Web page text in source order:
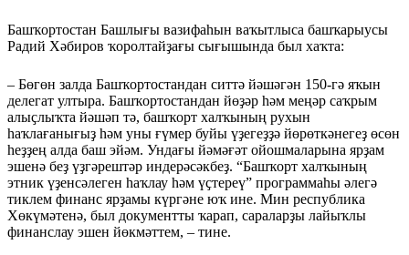
Башҡортостан Башлығы вази­фаһын ваҡытлыса башҡа­рыусы
Радий Хәбиров ҡоролтайҙағы сығышында был хаҡта:
– Бөгөн залда Башҡортостан­дан ситтә йәшәгән 150-гә яҡын
делегат ултыра. Башҡортос­тан­дан йөҙәр һәм меңәр саҡрым
алыҫлыҡта йәшәп тә, башҡорт халҡының рухын
һаҡлағанығыҙ һәм уны ғүмер буйы үҙегеҙҙә йөрөткәнегеҙ өсөн
һеҙҙең алда баш эйәм. Ундағы йәмәғәт ойошмаларына ярҙам
эшенә беҙ үҙгә­рештәр индерәсәкбеҙ. “Башҡорт халҡының
этник үҙенсәлеген һаҡлау һәм үҫтереү” програм­ма­һы әлегә
тиклем финанс ярҙа­мы күргәне юҡ ине. Мин республика
Хөкүмәтенә, был документты ҡарап, сараларҙы лайыҡлы
финанслау эшен йөкмәттем, – тине.